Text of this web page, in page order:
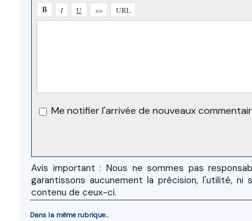
Me notifier l'arrivée de nouveaux
Avis important : Nous ne sommes pas
garantissons aucunement la précision, l'utilité,
contenu de ceux-ci.
Dans la même rubrique...